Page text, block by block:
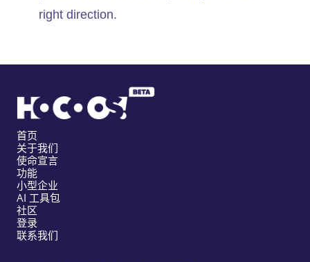
right direction.
首页
关于我们
使命宣言
功能
小型企业
AI 工具包
社区
登录
联系我们